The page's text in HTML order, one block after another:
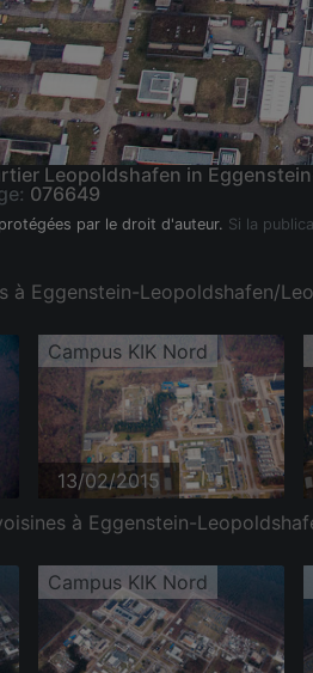
Leopoldshafen in
076649
par le droit d'auteur. Si la
à Eggenstein-Leopoldshafen/
Campus KIK Nord
13/02/2015
à Eggenstein-
Campus KIK Nord